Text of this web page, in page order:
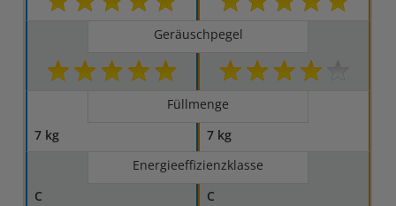
Geräuschpegel
Füllmenge
7 kg
7 kg
Energieeffizienzklasse
C
C